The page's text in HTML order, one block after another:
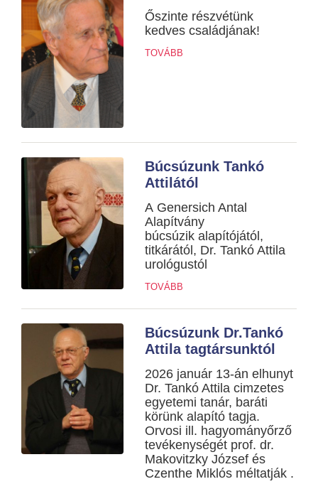
Őszinte részvétünk
kedves családjának!
TOVÁBB
Búcsúzunk Tankó
Attilától
A Genersich Antal
Alapítvány
búcsúzik alapítójától,
titkárától, Dr. Tankó Attila
urológustól
TOVÁBB
Búcsúzunk Dr.Tankó
Attila tagtársunktól
2026 január 13-án elhunyt
Dr. Tankó Attila cimzetes
egyetemi tanár, baráti
körünk alapító tagja.
Orvosi ill. hagyományőrző
tevékenységét prof. dr.
Makovitzky József és
Czenthe Miklós méltatják .